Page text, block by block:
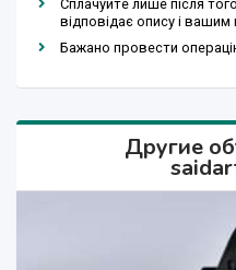
Сплачуйте лише після
відповідає опису і
Бажано провести
Другие